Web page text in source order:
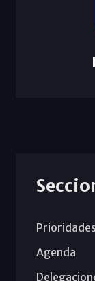
Agenda